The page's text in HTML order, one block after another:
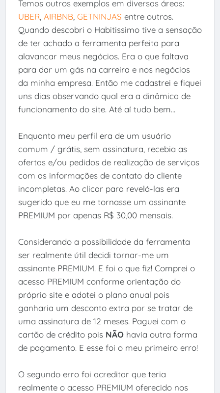
Temos outros exemplos em diversas áreas:
UBER AIRBNB, GETNINJAS entre outros.
Quando descobri o Habitissimo tive a sensação
de ter achado a ferramenta perfeita para
alavancar meus negócios. Era o que faltava
para dar um gás na carreira e nos negócios
da minha empresa. Então me cadastrei e fiquei
uns dias observando qual era a dinâmica de
funcionamento do site. Até aí tudo bem...
Enquanto meu perfil era de um usuário
comum / grátis, sem assinatura, recebia as
ofertas e/ou pedidos de realização de serviços
com as informações de contato do cliente
incompletas. Ao clicar para revelá-las era
sugerido que eu me tornasse um assinante
PREMIUM por apenas R$ 30,00 mensais.
Considerando a possibilidade da ferramenta
ser realmente útil decidi tornar-me um
assinante PREMIUM. E foi o que fiz! Comprei o
acesso PREMIUM conforme orientação do
próprio site e adotei o plano anual pois
ganharia um desconto extra por se tratar de
uma assinatura de 12 meses. Paguei com o
cartão de crédito pois NÃOhavia outra forma
de pagamento. E esse foi o meu primeiro erro!
O segundo erro foi acreditar que teria
realmente o acesso PREMIUM oferecido nos